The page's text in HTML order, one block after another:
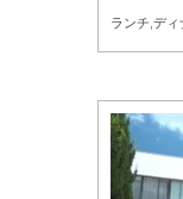
ランチ,ディ